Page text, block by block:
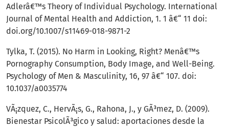
Adlerâ€™s Theory of Individual Psychology. International
Journal of Mental Health and Addiction, 1. 1 â€“ 11 doi:
doi.org/10.1007/s11469-018-9871-2
Tylka, T. (2015). No Harm in Looking, Right? Menâ€™s
Pornography Consumption, Body Image, and Well-Being.
Psychology of Men & Masculinity, 16, 97 â€“ 107. doi:
10.1037/a0035774
VÃ¡zquez, C., HervÃ¡s, G., Rahona, J., y GÃ³mez, D. (2009).
Bienestar PsicolÃ³gico y salud: aportaciones desde la